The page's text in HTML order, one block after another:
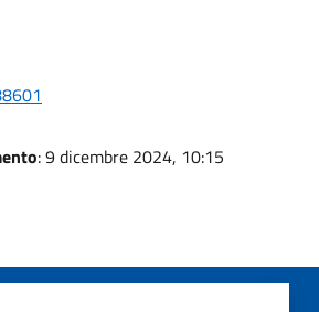
: 9 dicembre 2024, 10:15